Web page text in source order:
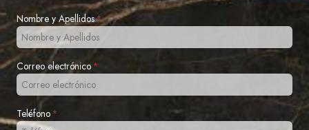
Nombre y Apellidos*
Correo electrónico*
Teléfono*